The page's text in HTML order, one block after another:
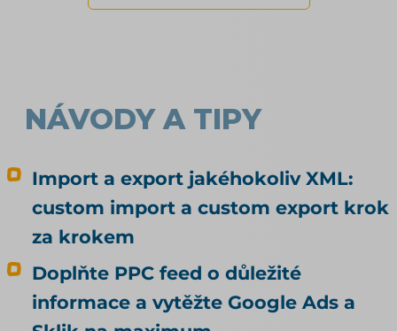
NÁVODY A TIPY
Import a export jakéhokoliv XML:
custom import a custom export krok
za krokem
Doplňte PPC feed o důležité
informace a vytěžte Google Ads a